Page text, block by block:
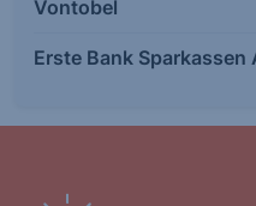
Vontobel
Erste Bank Sparkassen